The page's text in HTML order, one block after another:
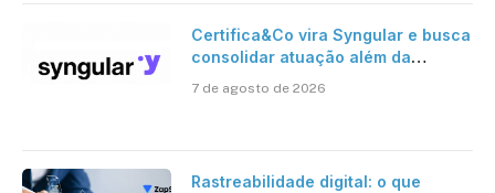
Certifica&Co vira Syngular e busca
consolidar atuação além da
7 de agosto de 2026
Rastreabilidade digital: o que